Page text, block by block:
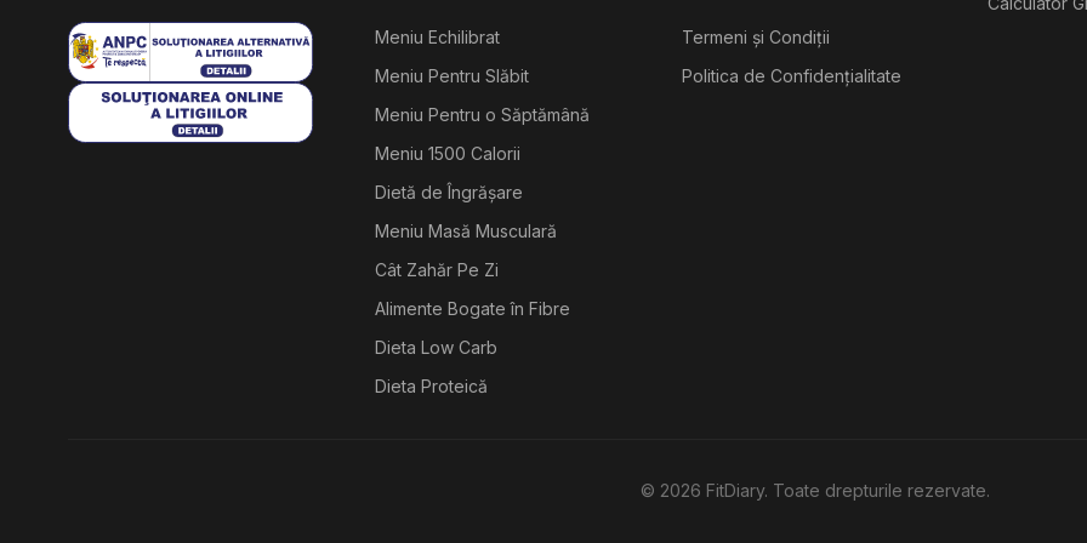
Meniu Echilibrat
Meniu Pentru Slăbit
Meniu Pentru o Săptămână
Meniu 1500 Calorii
Dietă de Îngrășare
Meniu Masă Musculară
Cât Zahăr Pe Zi
Alimente Bogate în Fibre
Dieta Low Carb
Dieta Proteică
Termeni și Condiții
Politica de Confidențialitate
© 2026 FitDiary. Toate drepturile rezervate.